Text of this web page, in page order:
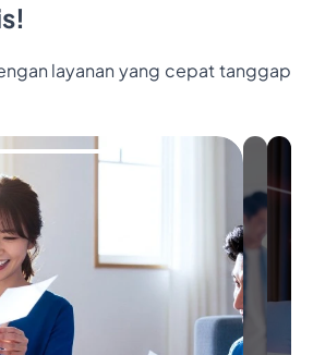
layanan yang cepat tanggap